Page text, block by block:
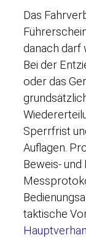
Das
danach darf
Bei der
oder das
Sperrfrist
Auflagen.
Beweis-
taktische